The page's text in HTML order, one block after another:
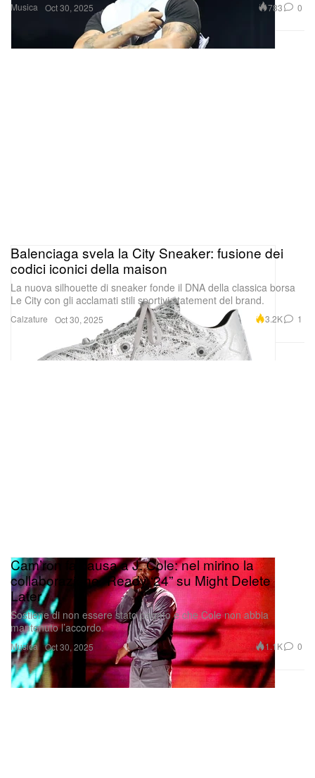
Musica Oct 30, 2025 783 0
Calzature
Balenciaga svela la City Sneaker: fusione dei
codici iconici della maison
La nuova silhouette di sneaker fonde il DNA della classica borsa
Le City con gli acclamati stili sportivi statement del brand.
Oct 30, 2025 3.2K 1
Musica
Cam’ron fa causa a J. Cole: nel mirino la
collaborazione “Ready ‘24” su Might Delete
Later
Sostiene di non essere stato pagato e che Cole non abbia
mantenuto l’accordo.
Oct 30, 2025 1.1K 0